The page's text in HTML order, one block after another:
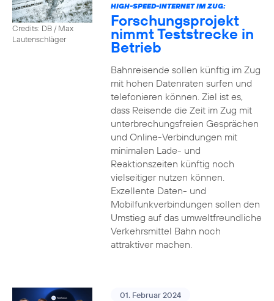
Credits: DB / Max
Lautenschläger
HIGH-SPEED-INTERNET IM ZUG:
Forschungsprojekt
nimmt Teststrecke in
Betrieb
Bahnreisende sollen künftig im Zug
mit hohen Datenraten surfen und
telefonieren können. Ziel ist es,
dass Reisende die Zeit im Zug mit
unterbrechungsfreien Gesprächen
und Online-Verbindungen mit
minimalen Lade- und
Reaktionszeiten künftig noch
vielseitiger nutzen können.
Exzellente Daten- und
Mobilfunkverbindungen sollen den
Umstieg auf das umweltfreundliche
Verkehrsmittel Bahn noch
attraktiver machen.
01. Februar 2024